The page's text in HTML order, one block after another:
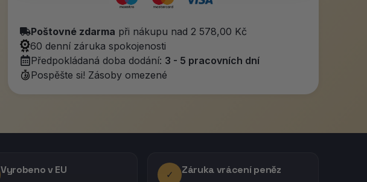
Poštovné zdarma při nákupu nad 2 578,00 Kč
60 denní záruka spokojenosti
Předpokládaná doba dodání: 3 - 5 pracovních dní
Pospěšte si! Zásoby omezené
Vyrobeno v EU ✓ Záruka vrácení peněz